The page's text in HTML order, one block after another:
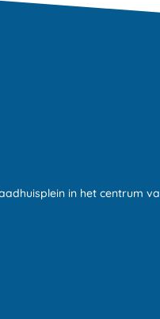
in het centrum